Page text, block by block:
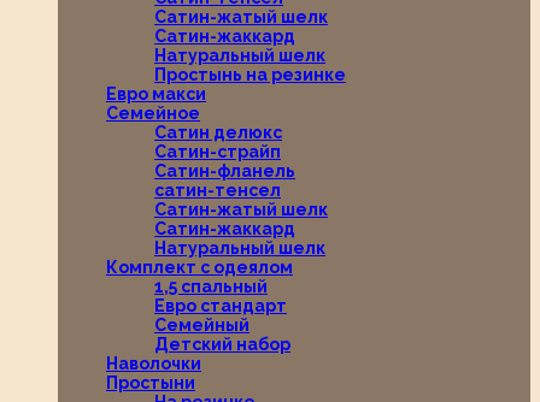
Сатин-жатый шелк
Сатин-жаккард
Натуральный шелк
Простынь на резинке
Евро макси
Семейное
Сатин делюкс
Сатин-страйп
Сатин-фланель
сатин-тенсел
Сатин-жатый шелк
Сатин-жаккард
Натуральный шелк
Комплект с одеялом
1,5 спальный
Евро стандарт
Семейный
Детский набор
Наволочки
Простыни